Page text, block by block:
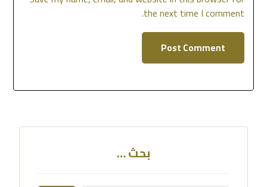
the next time I comment.
Post Comment
بحث …